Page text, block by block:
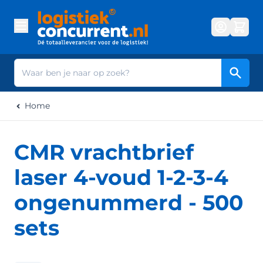
Zoek
Home
CMR vrachtbrief
laser 4-voud 1-2-3-4
ongenummerd - 500
sets